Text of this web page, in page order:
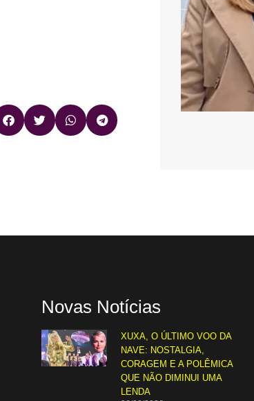
Novas Notícias
XUXA, O ÚLTIMO VOO DA
NAVE: NOSTALGIA,
CORAGEM E A POLÊMICA
QUE NÃO DIMINUI UMA
LENDA